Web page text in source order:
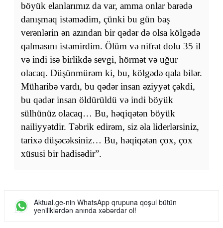
böyük elanlarımız da var, amma onlar barədə
danışmaq istəmədim, çünki bu gün baş
verənlərin ən azından bir qədər də olsa kölgədə
qalmasını istəmirdim. Ölüm və nifrət dolu 35 il
və indi isə birlikdə sevgi, hörmət və uğur
olacaq. Düşünmürəm ki, bu, kölgədə qala bilər.
Müharibə vardı, bu qədər insan əziyyət çəkdi,
bu qədər insan öldürüldü və indi böyük
sülhünüz olacaq… Bu, həqiqətən böyük
nailiyyətdir. Təbrik edirəm, siz əla liderlərsiniz,
tarixə düşəcəksiniz… Bu, həqiqətən çox, çox
xüsusi bir hadisədir”.
Aktual.ge-nin WhatsApp qrupuna qoşul bütün
yeniliklərdən anında xəbərdar ol!